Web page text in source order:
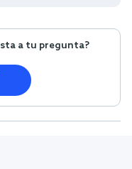
a tu pregunta?